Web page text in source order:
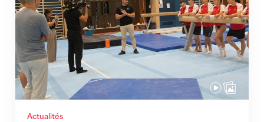
Actualités